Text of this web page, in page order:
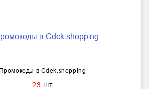
Промокоды в Cdek.shopping
23 шт